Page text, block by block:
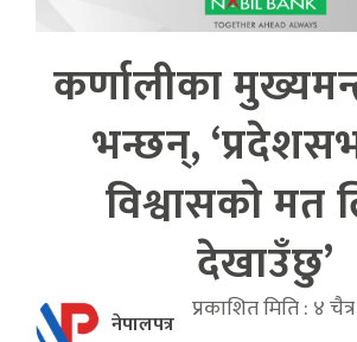
कर्णालीका
भन्छन्,
विश्वासकाे मत
देखाउँछु’
नेपालपत्र प्रकाशित मिति : ४